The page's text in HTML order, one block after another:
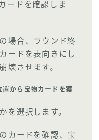
ードを確認しま
場合、ラウンド終
ードを表向きにし
壊させます。
から宝物カードを獲
を選択します。
カードを確認、宝